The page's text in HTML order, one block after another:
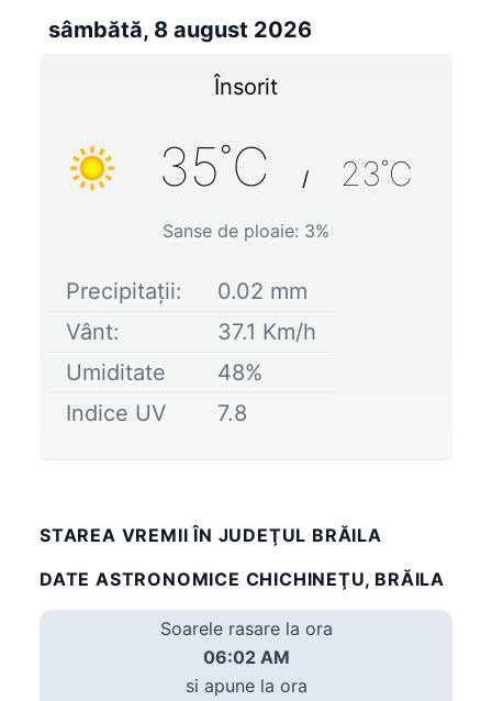
sâmbătă, 8 august 2026
Însorit
35˚C / 23˚C
Sanse de ploaie: 3%
Precipitații: 0.02 mm
Vânt:
37.1 Km/h
Umiditate
48%
Indice UV
7.8
STAREA VREMII ÎN JUDEŢUL BRĂILA
DATE ASTRONOMICE CHICHINEŢU, BRĂILA
Soarele rasare la ora
06:02 AM
si apune la ora